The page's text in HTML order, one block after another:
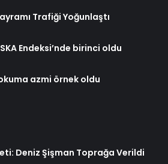
Trafiği Yoğunlaştı
Endeksi’nde birinci oldu
azmi örnek oldu
Deniz Şişman Toprağa Verildi